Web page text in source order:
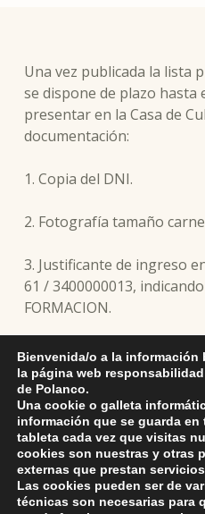
Una vez publicada la lista
se dispone de plazo hasta
presentar en la Casa de
documentación:
1. Copia del DNI.
2. Fotografía tamaño
3. Justificante de ingreso
61 / 3400000013,
FORMACION.
Algunos de los cursos
llevarán a cabo por no
establecidos en las bases
Skip back to main navigation
DEJA UNA RESPUESTA
Bienvenida/o a la
la página web
de Polanco.
Una cookie o galleta
información que se guarda en
tableta cada vez que visitas
cookies son nuestras y otras
externas que prestan
Las cookies pueden ser de
técnicas son necesarias para